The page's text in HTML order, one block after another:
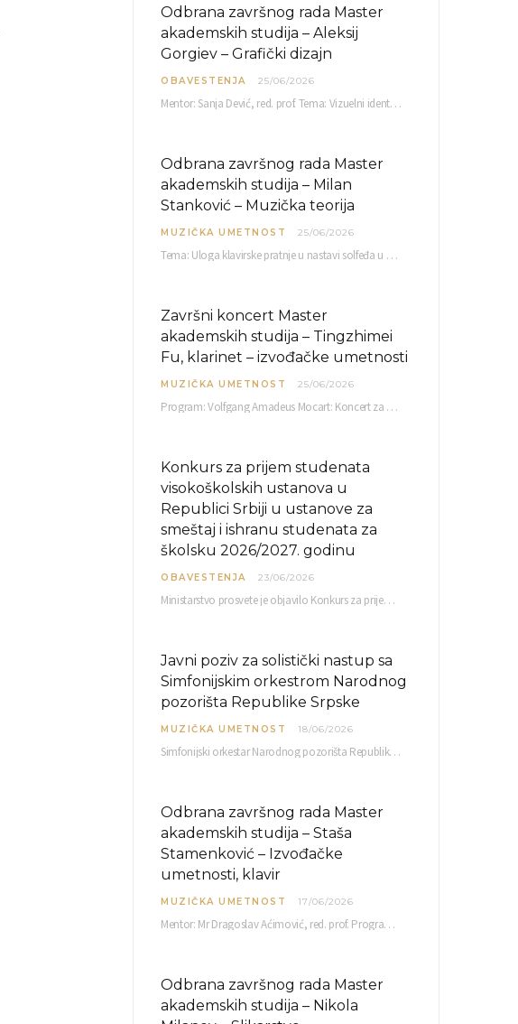
Odbrana završnog rada Master
akademskih studija – Aleksij
Gorgiev – Grafički dizajn
OBAVESTENJA 25/06/2026
Mentor: Sanja Dević, red. prof. Tema: Vizuelni identitet linije nutricionističkih proizvoda Vita+: Od ambalaže do multimedijalne komunikacije Petak, 03. 07.…
Odbrana završnog rada Master
akademskih studija – Milan
Stanković – Muzička teorija
MUZIČKA UMETNOST 25/06/2026
Tema: Uloga klavirske pratnje u nastavi solfeđa u prvom ciklusu osnovne muzičke škole Mentor…
Završni koncert Master
akademskih studija – Tingzhimei
Fu, klarinet – izvođačke umetnosti
MUZIČKA UMETNOST 25/06/2026
Program: Volfgang Amadeus Mocart: Koncert za klarinet i orkestar, A-dur Mentor Miloš Mijatović, redovni profesor…
Konkurs za prijem studenata
visokoškolskih ustanova u
Republici Srbiji u ustanove za
smeštaj i ishranu studenata za
školsku 2026/2027. godinu
OBAVESTENJA 23/06/2026
Ministarstvo prosvete je objavilo Konkurs za prijem studenata visokoškolskih ustanova u Republici Srbiji u ustanove…
Javni poziv za solistički nastup sa
Simfonijskim orkestrom Narodnog
pozorišta Republike Srpske
MUZIČKA UMETNOST 18/06/2026
Simfonijski orkestar Narodnog pozorišta Republike Srpske raspisuje javni poziv za učešće u projektu „CRESCENDO: Nova…
Odbrana završnog rada Master
akademskih studija – Staša
Stamenković – Izvođačke
umetnosti, klavir
MUZIČKA UMETNOST 17/06/2026
Mentor: Mr Dragoslav Aćimović, red. prof. Program: L. Van Betoven: Sonata op. 31 br. 2 u…
Odbrana završnog rada Master
akademskih studija – Nikola